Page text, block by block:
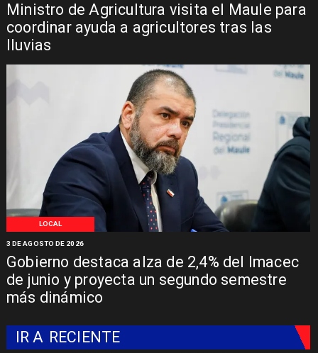
Ministro de Agricultura visita el Maule para
coordinar ayuda a agricultores tras las
lluvias
LOCAL
Gobierno destaca alza de 2,4% del Imacec
de junio y proyecta un segundo semestre
más dinámico
3 DE AGOSTO DE 2026
IR A RECIENTE